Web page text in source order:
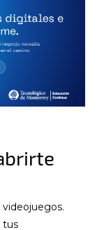
videojuegos.
tus